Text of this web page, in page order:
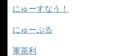
にゅーすなう！
にゅーぷる
軍茶利